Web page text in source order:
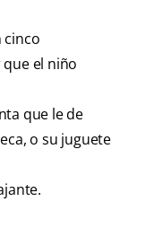
cinco
el niño
que le de
o su juguete